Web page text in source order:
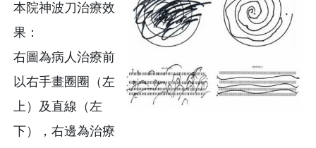
本院神波刀治療效
果：
右圖為病人治療前
以右手畫圈圈（左
上）及直線（左
下），右邊為治療